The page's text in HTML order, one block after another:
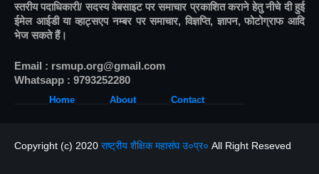
स्तरीय पदाधिकारी/ सदस्य वेबसाइट पर समाचार प्रकाशित कराने हेतु नीचे दी हुई
ईमेल आईडी या व्हाट्सएप नम्बर पर समाचार, विज्ञप्ति, ज्ञापन, फोटोग्राफ आदि
भेज सकते हैं।
Email : rsmup.org@gmail.com
Whatsapp : 9793252280
Home About______ Contact________
Copyright (c) 2020 राष्ट्रीय शैक्षिक महासंघ उ०प्र० All Right Reseved